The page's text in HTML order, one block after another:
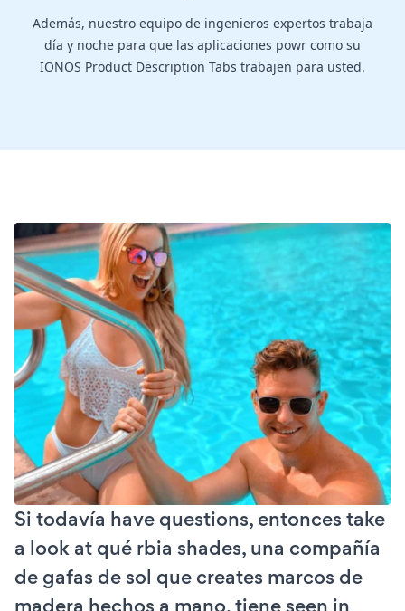
Además, nuestro equipo de ingenieros expertos trabaja
día y noche para que las aplicaciones powr como su
IONOS Product Description Tabs trabajen para usted.
Si todavía have questions, entonces take
a look at qué rbia shades, una compañía
de gafas de sol que creates marcos de